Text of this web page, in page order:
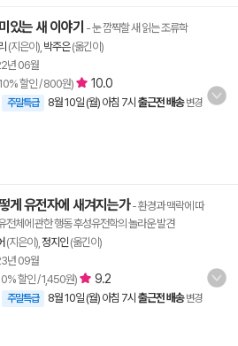
있는 새 이야기 - 눈 깜짝할 새 읽는 조류학
(지은이), 박주은(옮긴이)
년 06월
할인 / 800원) 10.0
주말특급 8월 10일 (월) 아침 7시 출근전 배송 변경
게 유전자에 새겨지는가- 환경과 맥락에 따
전체에 관한 행동 후성유전학의 놀라운 발견
(지은이), 정지인 (옮긴이)
년 09월
할인 / 1,450원) 9.2
주말특급 8월 10일 (월) 아침 7시 출근전 배송 변경